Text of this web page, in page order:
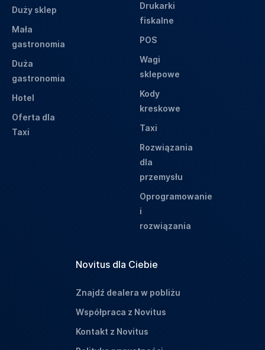
Duży sklep
Mała
gastronomia
Duża
gastronomia
Hotel
Oferta dla
Taxi
Drukarki
fiskalne
POS
Wagi
sklepowe
Kody
kreskowe
Taxi
Rozwiązania
dla
przemysłu
Oprogramowanie
i
rozwiązania
Novitus dla Ciebie
Znajdź dealera w pobliżu
Współpraca z Novitus
Kontakt z Novitus